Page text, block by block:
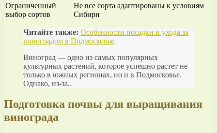
Ограниченный
выбор сортов
Не все сорта адаптированы к условиям
Сибири
Читайте также: Особенности посадки и ухода за
виноградом в Подмосковье
Виноград — одно из самых популярных
культурных растений, которое успешно растет не
только в южных регионах, но и в Подмосковье.
Однако, из-за..
Подготовка почвы для выращивания
винограда